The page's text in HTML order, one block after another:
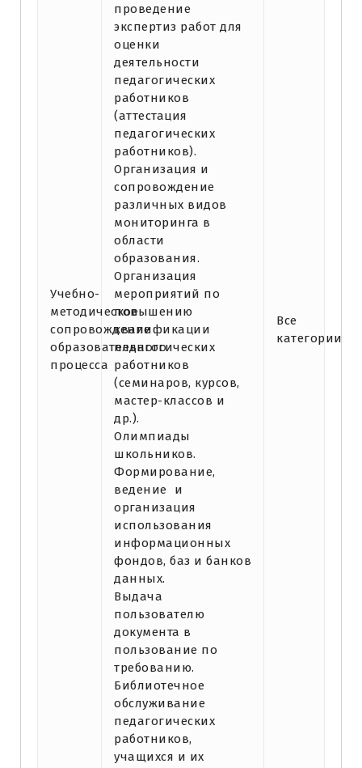
Учебно-
методическое
сопровождение
образовательного
процесса
проведение
экспертиз работ для
оценки
деятельности
педагогических
работников
(аттестация
педагогических
работников).
Организация и
сопровождение
различных видов
мониторинга в
области
образования.
Организация
мероприятий по
повышению
квалификации
педагогических
работников
(семинаров, курсов,
мастер-классов и
др.).
Олимпиады
школьников.
Формирование,
ведение и
организация
использования
информационных
фондов, баз и банков
данных.
Выдача
пользователю
документа в
пользование по
требованию.
Библиотечное
обслуживание
педагогических
работников,
учащихся и их
Все
категории